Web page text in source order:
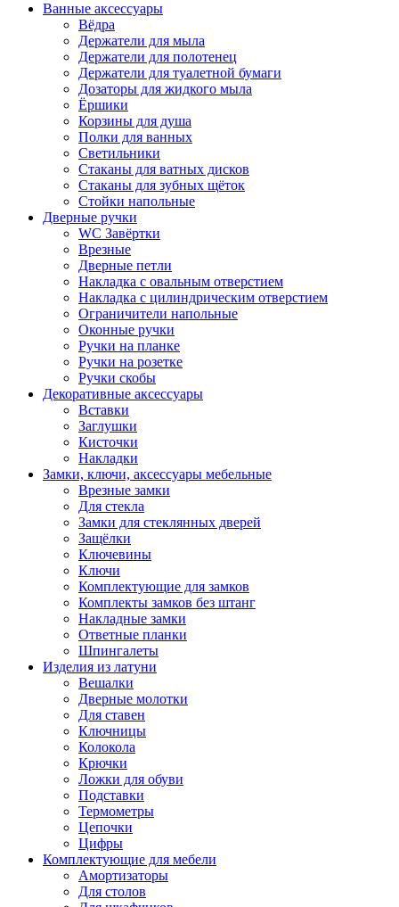
Ванные аксессуары
Вёдра
Держатели для мыла
Держатели для полотенец
Держатели для туалетной бумаги
Дозаторы для жидкого мыла
Ёршики
Корзины для душа
Полки для ванных
Светильники
Стаканы для ватных дисков
Стаканы для зубных щёток
Стойки напольные
Дверные ручки
WC Завёртки
Врезные
Дверные петли
Накладка с овальным отверстием
Накладка с цилиндрическим отверстием
Ограничители напольные
Оконные ручки
Ручки на планке
Ручки на розетке
Ручки скобы
Декоративные аксессуары
Вставки
Заглушки
Кисточки
Накладки
Замки, ключи, аксессуары мебельные
Врезные замки
Для стекла
Замки для стеклянных дверей
Защёлки
Ключевины
Ключи
Комплектующие для замков
Комплекты замков без штанг
Накладные замки
Ответные планки
Шпингалеты
Изделия из латуни
Вешалки
Дверные молотки
Для ставен
Ключницы
Колокола
Крючки
Ложки для обуви
Подставки
Термометры
Цепочки
Цифры
Комплектующие для мебели
Амортизаторы
Для столов